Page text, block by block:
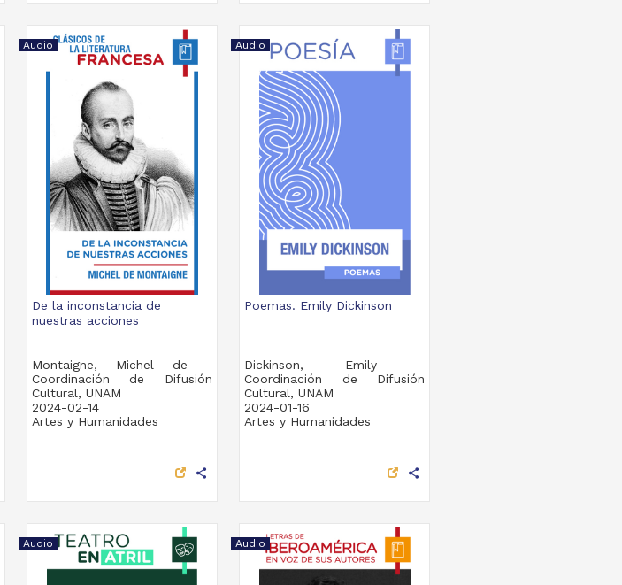
Audio
De la inconstancia de
nuestras acciones
Montaigne, Michel de -
Coordinación de Difusión
Cultural, UNAM
2024-02-14
Artes y Humanidades
share
Audio
Poemas. Emily Dickinson
Dickinson, Emily -
Coordinación de Difusión
Cultural, UNAM
2024-01-16
Artes y Humanidades
share
Audio Audio